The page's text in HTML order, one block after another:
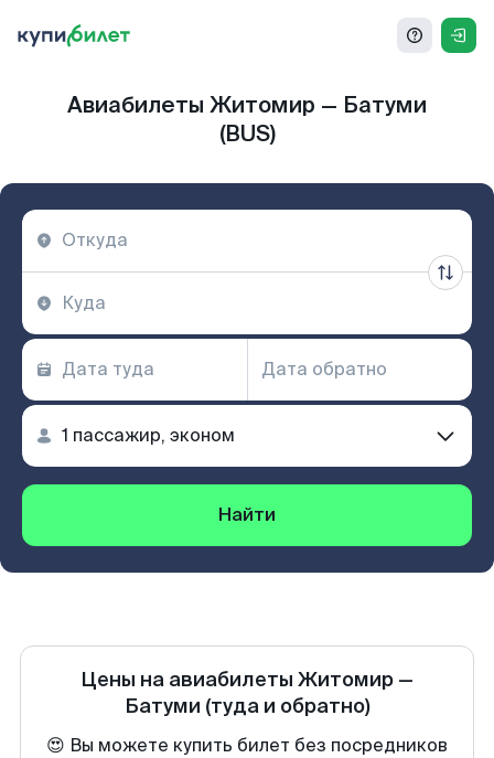
Авиабилеты Житомир — Батуми
(BUS)
Найти
Цены на авиабилеты Житомир —
Батуми (туда и обратно)
😍 Вы можете купить билет без посредников